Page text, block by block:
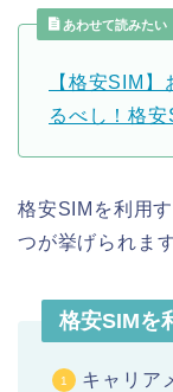
あわせて読みたい
【格安SIM
るべし！格安
格安SIMを利用
つが挙げられま
格安SIMを
キャリア